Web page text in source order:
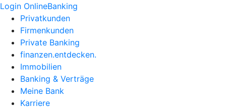
Login OnlineBanking
Privatkunden
Firmenkunden
Private Banking
finanzen.entdecken.
Immobilien
Banking & Verträge
Meine Bank
Karriere